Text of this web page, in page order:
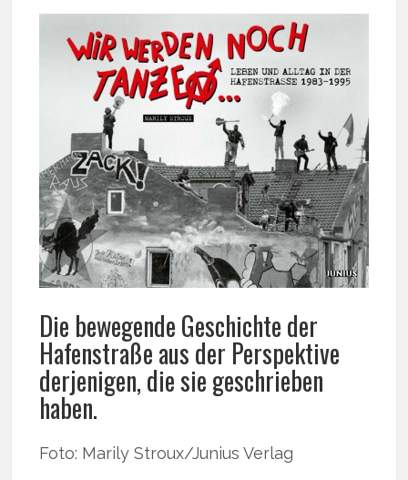
Die bewegende Geschichte der
Hafenstraße aus der Perspektive
derjenigen, die sie geschrieben
haben.
Foto: Marily Stroux/Junius Verlag